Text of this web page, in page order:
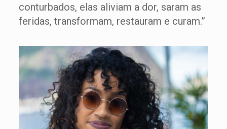
conturbados, elas aliviam a dor, saram as
feridas, transformam, restauram e curam.”